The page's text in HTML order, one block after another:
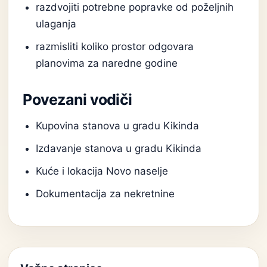
razdvojiti potrebne popravke od poželjnih
ulaganja
razmisliti koliko prostor odgovara
planovima za naredne godine
Povezani vodiči
Kupovina stanova u gradu Kikinda
Izdavanje stanova u gradu Kikinda
Kuće i lokacija Novo naselje
Dokumentacija za nekretnine